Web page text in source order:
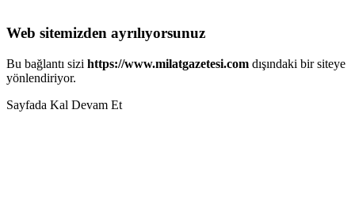
Web sitemizden ayrılıyorsunuz
Bu bağlantı sizi https://www.milatgazetesi.com dışındaki bir siteye
yönlendiriyor.
Sayfada Kal Devam Et